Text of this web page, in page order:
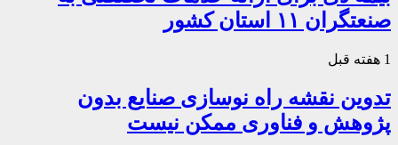
صنعتگران ۱۱ استان کشور
1 هفته قبل
تدوین نقشه راه نوسازی صنایع بدون
پژوهش و فناوری ممکن نیست